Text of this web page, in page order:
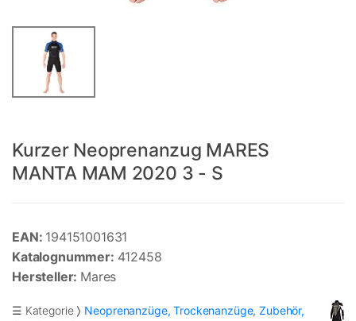
Kurzer Neoprenanzug MARES
MANTA MAM 2020 3 - S
EAN: 194151001631
Katalognummer: 412458
Hersteller: Mares
☰ Kategorie
Neoprenanzüge, Trockenanzüge, Zubehör,